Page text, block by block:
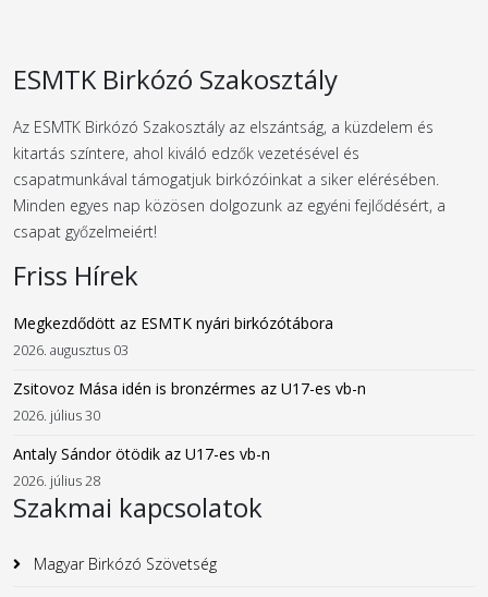
ESMTK Birkózó Szakosztály
Az ESMTK Birkózó Szakosztály az elszántság, a küzdelem és
kitartás színtere, ahol kiváló edzők vezetésével és
csapatmunkával támogatjuk birkózóinkat a siker elérésében.
Minden egyes nap közösen dolgozunk az egyéni fejlődésért, a
csapat győzelmeiért!
Friss Hírek
Megkezdődött az ESMTK nyári birkózótábora
2026. augusztus 03
Zsitovoz Mása idén is bronzérmes az U17-es vb-n
2026. július 30
Antaly Sándor ötödik az U17-es vb-n
2026. július 28
Szakmai kapcsolatok
Magyar Birkózó Szövetség